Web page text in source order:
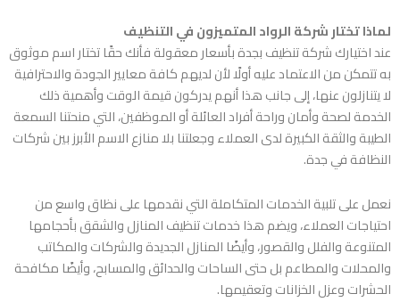
لماذا تختار شركة الرواد المتميزون في التنظيف
عند اختياركشركة تنظيف بجدة بأسعار معقولةفأنك حقًا تختار اسم موثوق
به تتمكن من الاعتماد عليه أولًا لأن لديهم كافة معايير الجودة والاحترافية
لا يتنازلون عنها، إلى جانب هذا أنهم يدركون قيمة الوقت وأهمية ذلك
الخدمة لصحة وأمان وراحة أفراد العائلة أو الموظفين، التي منحتنا السمعة
الطيبة والثقة الكبيرة لدى العملاء وجعلتنا بلا منازع الاسم الأبرز بين شركات
النظافة في جدة.
نعمل على تلبية الخدمات المتكاملة التي نقدمها على نظاق واسع من
احتياجات العملاء، ويضم هذا خدمات تنظيف المنازل والشقق بأحجامها
المتنوعة والفلل والقصور، وأيضًا المنازل الجديدة والشركات والمكاتب
والمحلات والمطاعم بل حتى الساحات والحدائق والمسابح، وأيضًا مكافحة
الحشرات وعزل الخزانات وتعقيمها.